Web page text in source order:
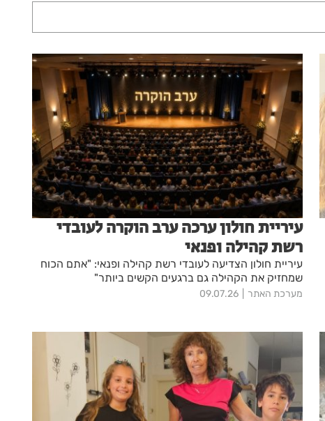
עיריית חולון ערכה ערב הוקרה לעובדי
רשת קהילה ופנאי
עיריית חולון הצדיעה לעובדי רשת קהילה ופנאי: "אתם הכוח
שמחזיק את הקהילה גם ברגעים הקשים ביותר"
מערכת האתר 09.07.26